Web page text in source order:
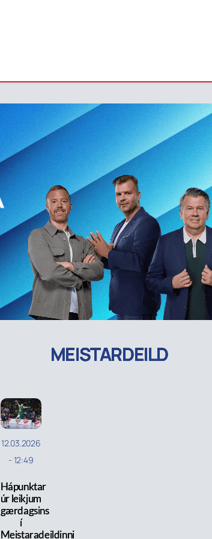
MEISTARDEILD
12.03.2026
- 12:49
Hápunktar
úr leikjum
gærdagsins
í
Meistaradeildinni